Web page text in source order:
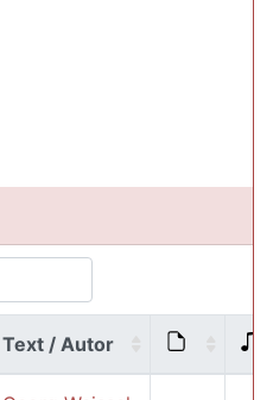
Text / Autor